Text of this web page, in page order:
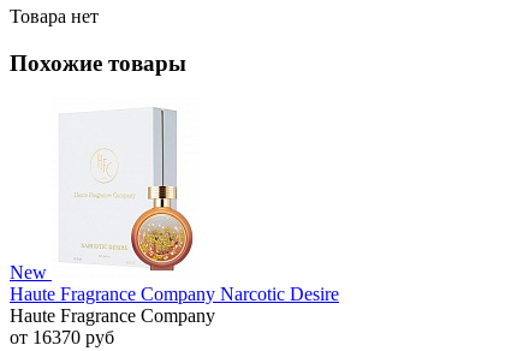
Товара нет
Похожие товары
New
Haute Fragrance Company Narcotic Desire
Haute Fragrance Company
от 16370 руб